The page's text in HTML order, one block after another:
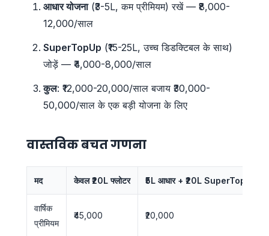
आधार योजना(₹3-5L, कम प्रीमियम) रखें — ₹8,000-
12,000/साल
SuperTopUp (₹15-25L, उच्च डिडक्टिबल के साथ)
जोड़ें — ₹4,000-8,000/साल
कुल: ₹12,000-20,000/साल बजाय ₹30,000-
50,000/साल के एक बड़ी योजना के लिए
वास्तविक बचत गणना
मद केवल ₹20L फ्लोटर ₹5L आधार + ₹20L SuperTopUp
वार्षिक
प्रीमियम
₹45,000 ₹20,000